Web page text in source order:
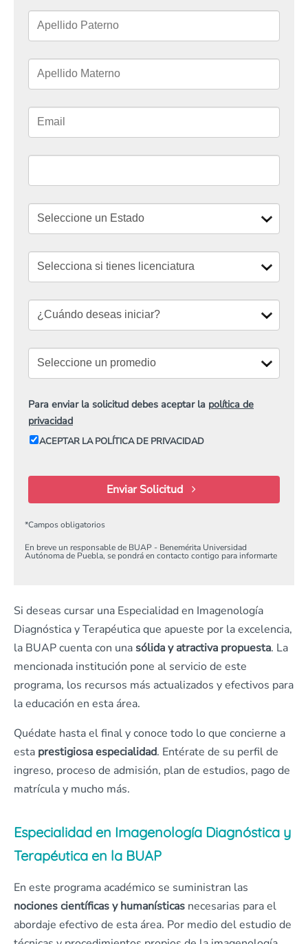
Para enviar la solicitud debes aceptar la política de
privacidad
ACEPTAR LA POLÍTICA DE PRIVACIDAD
Enviar Solicitud
*Campos obligatorios
En breve un responsable de BUAP - Benemérita Universidad
Autónoma de Puebla, se pondrá en contacto contigo para informarte
Si deseas cursar una Especialidad en Imagenología
Diagnóstica y Terapéutica que apueste por la excelencia,
la BUAP cuenta con unasólida y atractiva propuesta. La
mencionada institución pone al servicio de este
programa, los recursos más actualizados y efectivos para
la educación en esta área.
Quédate hasta el final y conoce todo lo que concierne a
esta prestigiosa especialidad. Entérate de su perfil de
ingreso, proceso de admisión, plan de estudios, pago de
matrícula y mucho más.
Especialidad en Imagenología Diagnóstica y
Terapéutica en la BUAP
En este programa académico se suministran las
nociones científicas y humanísticas necesarias para el
abordaje efectivo de esta área. Por medio del estudio de